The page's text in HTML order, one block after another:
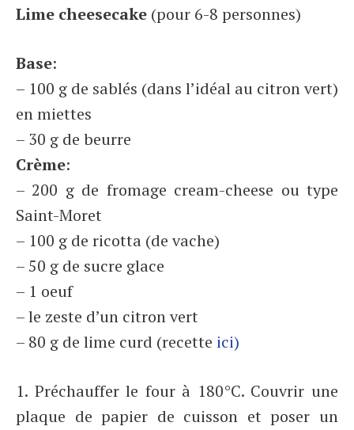
Lime cheesecake (pour 6-8 personnes)
Base:
– 100 g de sablés (dans l’idéal au citron vert)
en miettes
– 30 g de beurre
Crème:
– 200 g de fromage cream-cheese ou type
Saint-Moret
– 100 g de ricotta (de vache)
– 50 g de sucre glace
– 1 oeuf
– le zeste d’un citron vert
– 80 g de lime curd (recette ici)
1. Préchauffer le four à 180°C. Couvrir une
plaque de papier de cuisson et poser un